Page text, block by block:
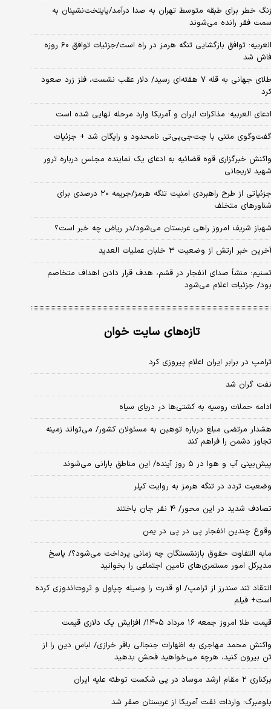
زنگ خطر برای طبقه متوسط تهران به صدا درآمد/پایتخت‌نشینان به
سمت فقر رانده می‌شوند
العربیه: توافق بازگشایی تنگه هرمز در راه است/جزئیات توافق ۶۰ روزه
فاش شد
طلای جهانی به قله ۷ هفته‌ای رسید/ دلار عقب نشست، فلز زرد صعود
کرد
ادعای العربیه: مذاکرات ایران و آمریکا وارد مرحله نهایی شده است
گفت‌وگوی متنی با چت‌جی‌پی‌تی نامحدود و رایگان شد + جزئیات
واکنش خبرگزاری قوه قضائیه به ادعای یک نماینده مجلس درباره ترور
شهید لاریجانی
جزئیاتی از طرح راهبردی امنیت تنگه هرمز/جریمه ۲۰ درصدی برای
شناورهای متخلف
شهباز شریف امروز راهی عربستان می‌شود/در ریاض چه خبر است؟
آخرین خبر ارتش از وضعیت ۳ خلبان عملیات العدید
تسنیم: منشأ صدای انفجار در قشم، هدف قرار دادن اهداف متخاصم
بود/ جزئیات اعلام می‌شود
تازه‌های سایت خوان
ترامپ در برابر ایران اعلام پیروزی کرد
نفت گران شد
ادامه حملات روسیه به کشتی‌ها در دریای سیاه
هشدار مرتضی مبلغ درباره توهین به مسئولان کشور/ می‌تواند زمینه
تجاوز دشمن را فراهم کند
پیش‌بینی آب و هوا در ۵ روز آینده/ این مناطق بارانی می‌شوند
وضعیت تردد در تنگه هرمز به روایت کپلر
تصادف شدید در این محور/ ۴ نفر جان باختند
وقوع چندین انفجار پی در پی در یمن
مابه التفاوت حقوق بازنشستگان چه زمانی پرداخت می‌شود؟/ پاسخ
مدیرکل امور مستمری‌های تامین اجتماعی را بخوانید
انتقاد تند سندرز از ترامپ/ او قدرت را وسیله چپاول و ثروت‌اندوزی کرده
است+ فیلم
قیمت طلا امروز جمعه ۱۶ مرداد ۱۴۰۵/ افزایش یک دلاری قیمت
واکنش محمد مهاجری به اظهارات جنجالی باقر خرازی/ لباس دین را از
تن بیرون کنید، هرچه می‌خواهید فحش بدهید
برکناری ۲ مقام‌ ارشد موساد در پی شکست توطئه علیه ایران
بلومبرگ: واردات نفت آمریکا از عربستان صفر شد